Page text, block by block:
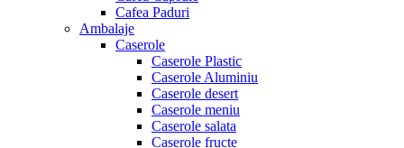
Cafea Paduri
Ambalaje
Caserole
Caserole Plastic
Caserole Aluminiu
Caserole desert
Caserole meniu
Caserole salata
Caserole fructe